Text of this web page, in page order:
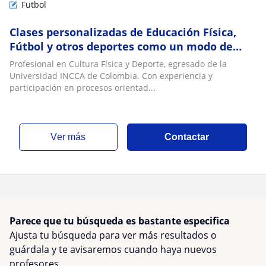
Futbol
Clases personalizadas de Educación Física,
Fútbol y otros deportes como un modo de
vida saludable y el aprovechamiento del
tiempo libre
Profesional en Cultura Física y Deporte, egresado de la
Universidad INCCA de Colombia. Con experiencia y
participación en procesos orientad...
ver más Contactar
Parece que tu búsqueda es bastante especifica
Ajusta tu búsqueda para ver más resultados o
guárdala y te avisaremos cuando haya nuevos